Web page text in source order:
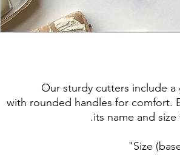
Our sturdy cutters include
with rounded handles for comfort.
its name and
Size